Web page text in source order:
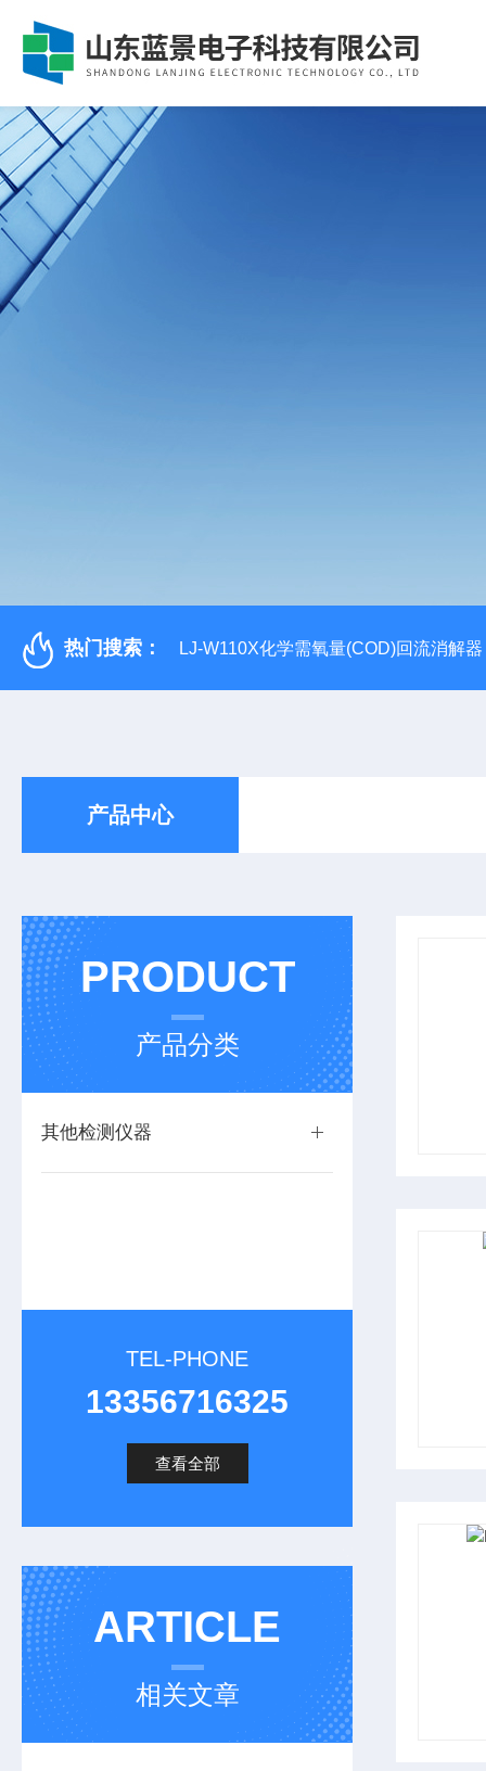
热门搜索： LJ-W110X化学需氧量(COD)回流消解器
产品中心
PRODUCT
产品分类
其他检测仪器
TEL-PHONE
13356716325
查看全部
ARTICLE
相关文章